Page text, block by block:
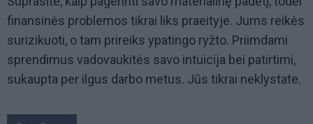
finansinės problemos tikrai liks praeityje. Jums reikės
surizikuoti, o tam prireiks ypatingo ryžto. Priimdami
sprendimus vadovaukitės savo intuicija bei patirtimi,
sukaupta per ilgus darbo metus. Jūs tikrai neklystate.